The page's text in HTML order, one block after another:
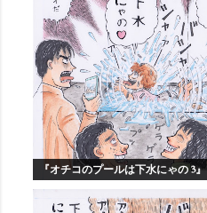
『オチコのプールは下水にゃの 3』